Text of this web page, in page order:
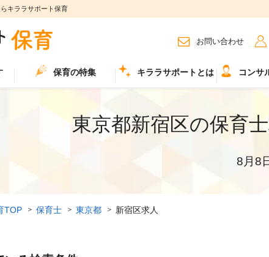
キララサポート保育
お問い合わせ
保育の特集 キララサポートとは コンサ
東京都新宿区の保育
8月8
TOP 保育士 東京都 新宿区求人